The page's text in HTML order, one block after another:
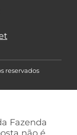
reservados
Fazenda
não é